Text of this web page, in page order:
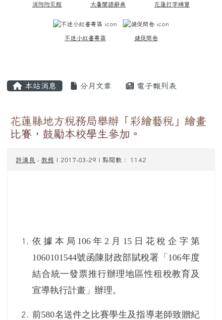
消防防災館 太魯閣語辭典 花蓮打字練習
不迷小紅書專區 健促問卷
本站消息 分月文章 電子報列表
花蓮縣地方稅務局舉辦「彩繪藝稅」繪畫
比賽，鼓勵本校學生參加。
許漢良 - 教務 | 2017-03-29 | 點閱數： 1142
依據本局 106 年 2 月 15日花稅企字第
1060101544號函陳財政部賦稅署「 106年度
結合統一發票推行辦理地區性租稅教育及
宣導執行計畫」辦理。
前580名送件之比賽學生及指導老師致贈紀